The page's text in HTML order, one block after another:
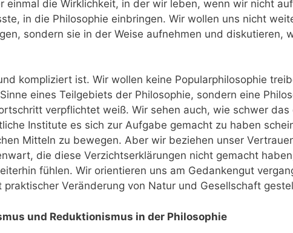
einmal die Wirklichkeit, in der wir leben, wenn wir nicht
in die Philosophie einbringen. Wir wollen uns nicht
sondern sie in der Weise aufnehmen und diskutieren,
kompliziert ist. Wir wollen keine Popularphilosophie
eines Teilgebiets der Philosophie, sondern eine
verpflichtet weiß. Wir sehen auch, wie schwer
Institute es sich zur Aufgabe gemacht zu haben
Mitteln zu bewegen. Aber wir beziehen unser
die diese Verzichtserklärungen nicht gemacht
fühlen. Wir orientieren uns am Gedankengut
Veränderung von Natur und Gesellschaft
und Reduktionismus in der Philosophie